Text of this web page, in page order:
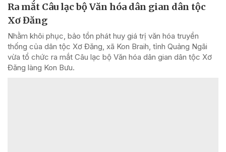
Ra mắt Câu lạc bộ Văn hóa dân gian dân tộc
Xơ Đăng
Nhằm khôi phục, bảo tồn phát huy giá trị văn hóa truyền
thống của dân tộc Xơ Đăng, xã Kon Braih, tỉnh Quảng Ngãi
vừa tổ chức ra mắt Câu lạc bộ Văn hóa dân gian dân tộc Xơ
Đăng làng Kon Bưu.